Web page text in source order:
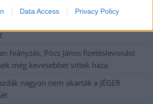
Data Access Privacy Policy
újabb nagy változásokról döntött
hiányzás, Pócs János fizetéslevonást
még kevesebbet vittek haza
nagyon nem akarták a JÉGER